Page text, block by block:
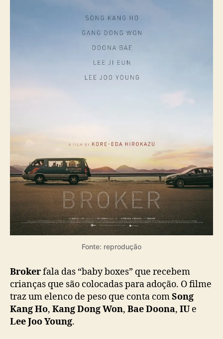
Fonte: reprodução
Brokerfala das “baby boxes” que recebem
crianças que são colocadas para adoção. O filme
traz um elenco de peso que conta comSong
Kang Ho, Kang Dong Won, Bae Doona, IUe
Lee Joo Young.